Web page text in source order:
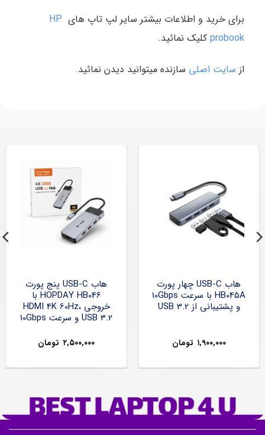
برای خرید و اطلاعات بیشتر سایر لپ تاپ های HP
probook کلیک نمائید.
از سایت اصلی سازنده میتوانید دیدن نمائید.
هاب USB-C چهار پورت
HB045A با سرعت 10Gbps
و پشتیبانی از USB 3.2
۱,۹۰۰,۰۰۰ تومان
هاب USB-C پنج پورت
HOPDAY HB046 با
خروجی HDMI 4K 60Hz،
USB 3.2 و سرعت 10Gbps
۲,۵۰۰,۰۰۰ تومان